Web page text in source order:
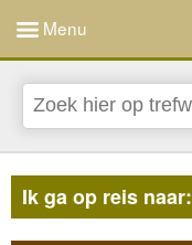
Menu
Ik ga op reis naar: